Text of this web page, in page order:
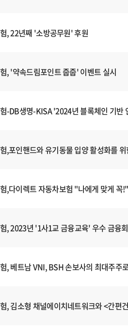
, 22년째 '소방공무원' 후원
, '약속드림포인트 줍줍' 이벤트 실시
-DB생명-KISA '2024년 블록체인 기반
,포인핸드와 유기동물 입양 활성화를
,다이렉트 자동차보험 "나에게 맞게 꼭
, 2023년 '1사1교 금융교육' 우수 금융
, 베트남 VNI, BSH 손보사의 최대주주
, 김소형 채널에이치네트워크와 <간편